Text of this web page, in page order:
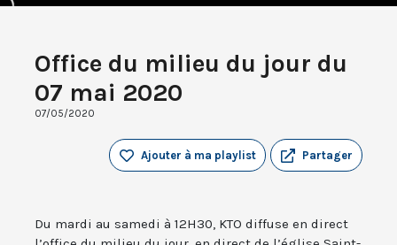
Office du milieu du jour du
07 mai 2020
07/05/2020
Partager
Ajouter à ma playlist
Du mardi au samedi à 12H30, KTO diffuse en direct